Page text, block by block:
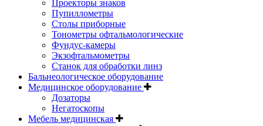
Проекторы знаков
Пупиллометры
Столы приборные
Тонометры офтальмологические
Фундус-камеры
Экзофтальмометры
Станок для обработки линз
Бальнеологическое оборудование
Медицинское оборудование
Дозаторы
Негатоскопы
Мебель медицинская